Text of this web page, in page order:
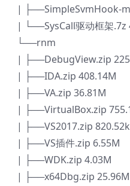
| ├──SimpleSvmHook-
| └──SysCall驱动框架.7z
└──rnm
| ├──DebugView.zip
| ├──IDA.zip 408.14M
| ├──VA.zip 36.81M
| ├──VirtualBox.zip
| ├──VS2017.zip
| ├──VS插件.zip 6.55M
| ├──WDK.zip 4.03M
| ├──x64Dbg.zip 25.96M